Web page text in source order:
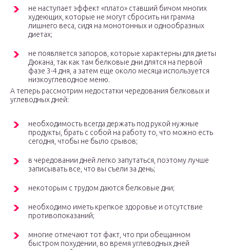
не наступает эффект «плато» ставший бичом многих
худеющих, которые не могут сбросить ни грамма
лишнего веса, сидя на монотонных и однообразных
диетах;
не появляется запоров, которые характерны для диеты
Дюкана, так как там белковые дни длятся на первой
фазе 3-4 дня, а затем еще около месяца используется
низкоуглеводное меню.
А теперь рассмотрим недостатки чередования белковых и
углеводных дней:
необходимость всегда держать под рукой нужные
продукты, брать с собой на работу то, что можно есть
сегодня, чтобы не было срывов;
в чередовании дней легко запутаться, поэтому лучше
записывать все, что вы съели за день;
некоторым с трудом даются белковые дни;
необходимо иметь крепкое здоровье и отсутствие
противопоказаний;
многие отмечают тот факт, что при обещанном
быстром похудении, во время углеводных дней